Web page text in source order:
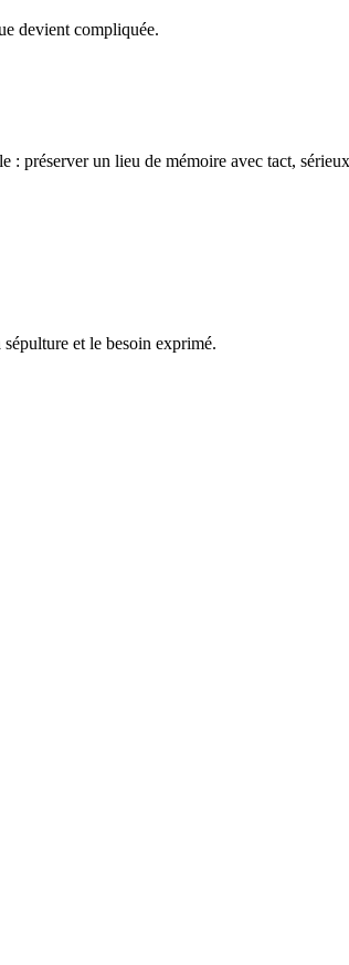
devient compliquée.
: préserver un lieu de mémoire avec tact,
et le besoin exprimé.